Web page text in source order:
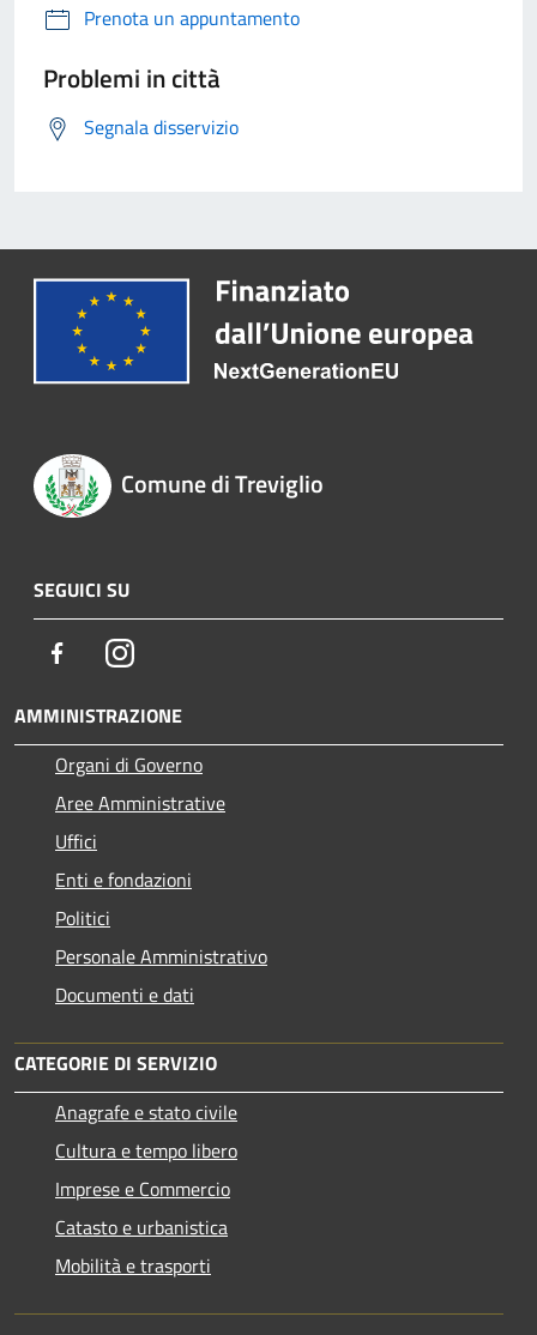
Prenota un appuntamento
Problemi in città
Segnala disservizio
Comune di Treviglio
SEGUICI SU
FacebookInstagram
AMMINISTRAZIONE
Organi di Governo
Aree Amministrative
Uffici
Enti e fondazioni
Politici
Personale Amministrativo
Documenti e dati
CATEGORIE DI SERVIZIO
Anagrafe e stato civile
Cultura e tempo libero
Imprese e Commercio
Catasto e urbanistica
Mobilità e trasporti